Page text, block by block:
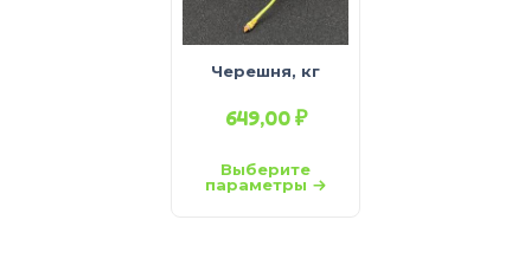
Черешня, кг
649,00₽
Выберите
параметры